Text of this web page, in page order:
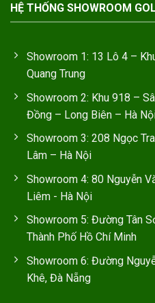
HỆ THỐNG SHOWROOM
Showroom 1: 13 Lô 4 –
Quang Trung
Showroom 2: Khu 918 –
Đồng – Long Biên – Hà
Showroom 3: 208 Ngọc
Lâm – Hà Nội
Showroom 4: 80 Nguyễn
Liêm - Hà Nội
Showroom 5: Đường Tân
Thành Phố Hồ Chí Minh
Showroom 6: Đường
Khê, Đà Nẵng